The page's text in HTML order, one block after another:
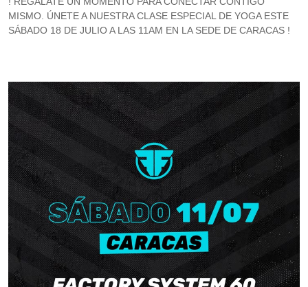
MISMO. ÚNETE A NUESTRA CLASE ESPECIAL DE YOGA ESTE
SÁBADO 18 DE JULIO A LAS 11AM EN LA SEDE DE CARACAS !